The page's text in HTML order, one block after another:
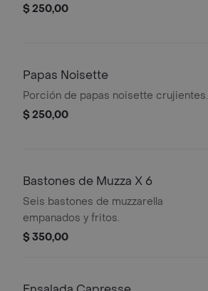
$ 250,00
Papas Noisette
Porción de papas noisette crujientes.
$ 250,00
Bastones de Muzza X 6
Seis bastones de muzzarella
empanados y fritos.
$ 350,00